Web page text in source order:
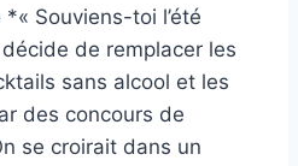
Souviens-toi l’été
de remplacer les
sans alcool et les
des concours de
se croirait dans un